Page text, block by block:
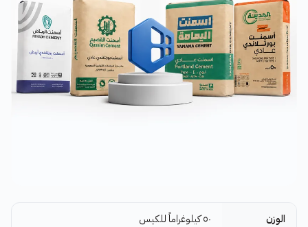
الوزن ٥٠ كيلوغراماً للكيس